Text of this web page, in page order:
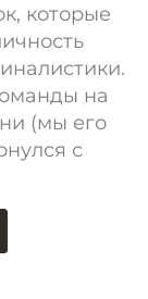
которые
на
(мы его
с